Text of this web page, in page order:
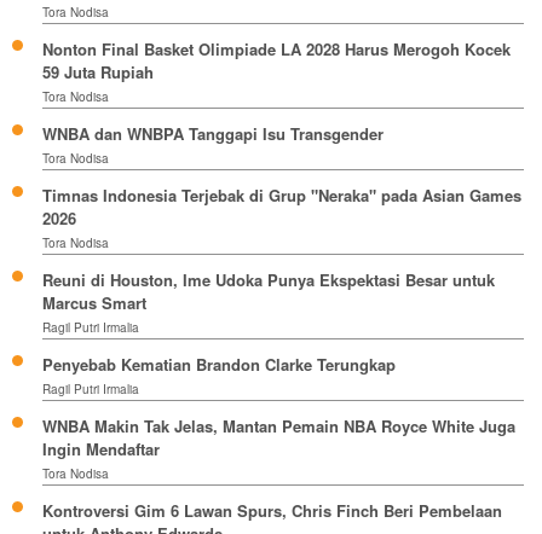
Tora Nodisa
Nonton Final Basket Olimpiade LA 2028 Harus Merogoh Kocek
59 Juta Rupiah
Tora Nodisa
WNBA dan WNBPA Tanggapi Isu Transgender
Tora Nodisa
Timnas Indonesia Terjebak di Grup "Neraka" pada Asian Games
2026
Tora Nodisa
Reuni di Houston, Ime Udoka Punya Ekspektasi Besar untuk
Marcus Smart
Ragil Putri Irmalia
Penyebab Kematian Brandon Clarke Terungkap
Ragil Putri Irmalia
WNBA Makin Tak Jelas, Mantan Pemain NBA Royce White Juga
Ingin Mendaftar
Tora Nodisa
Kontroversi Gim 6 Lawan Spurs, Chris Finch Beri Pembelaan